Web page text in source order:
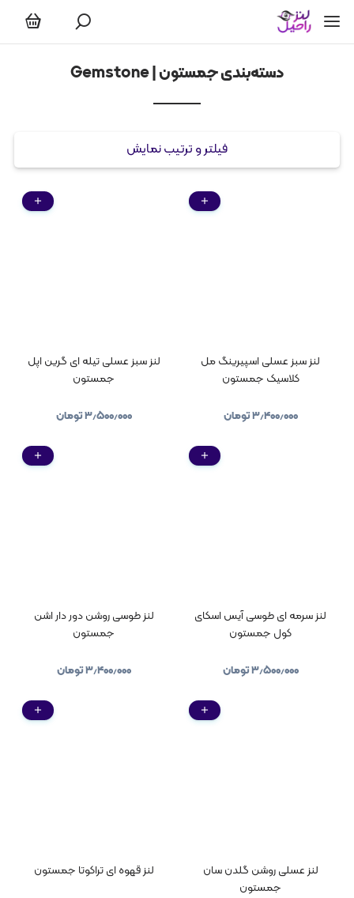
دسته‌بندی جمستون | Gemstone
فیلتر و ترتیب نمایش
لنز سبز عسلی اسپیرینگ مل
کلاسیک جمستون
۳٫۴۰۰٫۰۰۰تومان
لنز سبز عسلی تیله ای گرین اپل
جمستون
۳٫۵۰۰٫۰۰۰تومان
لنز سرمه ای طوسی آیس اسکای
کول جمستون
۳٫۵۰۰٫۰۰۰تومان
لنز طوسی روشن دور دار اشن
جمستون
۳٫۴۰۰٫۰۰۰تومان
لنز عسلی روشن گلدن سان
جمستون
لنز قهوه ای تراکوتا جمستون